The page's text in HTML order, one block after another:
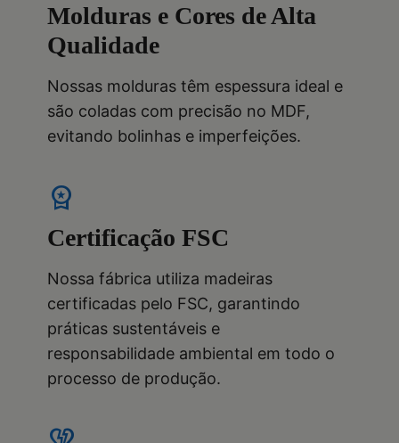
Molduras e Cores de Alta
Qualidade
Nossas molduras têm espessura ideal e
são coladas com precisão no MDF,
evitando bolinhas e imperfeições.
workspace_premium
Certificação FSC
Nossa fábrica utiliza madeiras
certificadas pelo FSC, garantindo
práticas sustentáveis e
responsabilidade ambiental em todo o
processo de produção.